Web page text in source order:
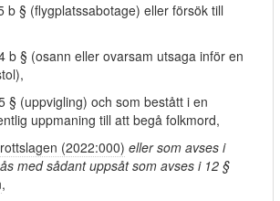
b § (flygplatssabotage) eller försök till
b § (osann eller ovarsam utsaga inför en
§ (uppvigling) och som bestått i en
uppmaning till att begå folkmord,
(2022:000) eller som avses i
med sådant uppsåt som avses i 12 §
,